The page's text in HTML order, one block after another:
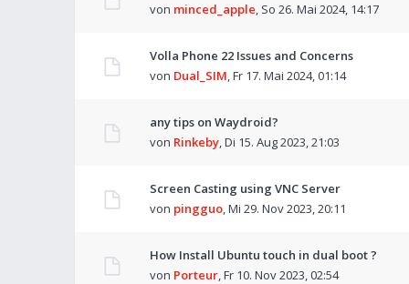
von minced_apple, So 26. Mai 2024, 14:17
Volla Phone 22 Issues and Concerns
von Dual_SIM,Fr 17. Mai 2024, 01:14
any tips on Waydroid?
von Rinkeby,Di 15. Aug 2023, 21:03
Screen Casting using VNC Server
von pingguo,Mi 29. Nov 2023, 20:11
How Install Ubuntu touch in dual boot ?
von Porteur,Fr 10. Nov 2023, 02:54